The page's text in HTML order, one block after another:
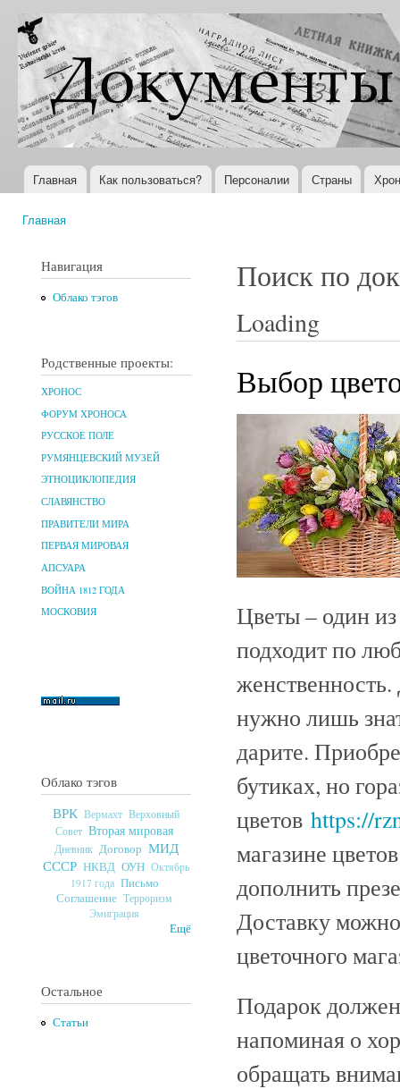
Документы
XX века
Всемирная
история в
Интернете
Главное меню
Главная Как пользоваться? Персоналии Страны
Главная
Навигация
Облако тэгов
Родственные проекты:
ХРОНОС
ФОРУМ ХРОНОСА
РУССКОЕ ПОЛЕ
РУМЯНЦЕВСКИЙ МУЗЕЙ
ЭТНОЦИКЛОПЕДИЯ
СЛАВЯНСТВО
ПРАВИТЕЛИ МИРА
ПЕРВАЯ МИРОВАЯ
АПСУАРА
ВОЙНА 1812 ГОДА
МОСКОВИЯ
Облако тэгов
ВРК Вермахт Верховный
Совет Вторая мировая
Дневник Договор МИД
СССР НКВД ОУН Октябрь
1917 года Письмо
Соглашение Терроризм
Эмиграция
Ещё
Остальное
Статьи
Поиск по
Loading
Выбор
Цветы – один
подходит по
женственность.
нужно лишь
дарите.
бутиках, но
цветов https://
магазине
дополнить
Доставку
цветочного
Подарок
напоминая о
обращать